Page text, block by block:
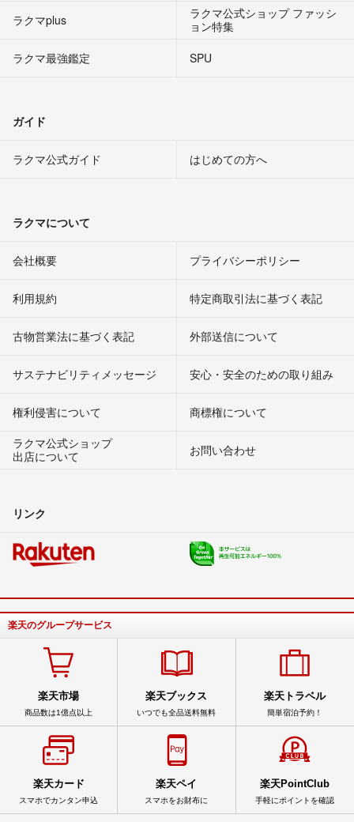
ラクマplus
ラクマ公式ショップ ファッシ
ョン特集
ラクマ最強鑑定
SPU
ガイド
ラクマ公式ガイド はじめての方へ
ラクマについて
会社概要 プライバシーポリシー
利用規約 特定商取引法に基づく表記
古物営業法に基づく表記 外部送信について
サステナビリティメッセージ 安心・安全のための取り組み
権利侵害について
商標権について
ラクマ公式ショップ
出店について
お問い合わせ
リンク
楽天のグループサービス
楽天市場
商品数は1億点以上
楽天ブックス
いつでも全品送料無料
楽天トラベル
簡単宿泊予約！
楽天カード
スマホでカンタン申込
楽天ペイ
スマホをお財布に
楽天PointClub
手軽にポイントを確認